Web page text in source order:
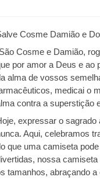
Cosme Damião e
Cosme e Damião,
por amor a Deus e ao
alma de vossos
medicai o
contra a superstição
expressar o
Aqui, celebramos
que uma camiseta
nossa
tamanhos, abraçando a